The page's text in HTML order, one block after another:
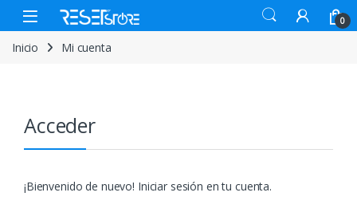
0
Inicio Mi cuenta
Acceder
¡Bienvenido de nuevo! Iniciar sesión en tu cuenta.